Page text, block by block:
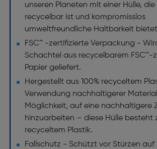
unseren Planeten mit einer Hülle,
recycelbar ist und kompromisslos
umweltfreundliche Haltbarkeit
FSC™ -zertifizierte Verpackung -
Schachtel aus recycelbarem FSC™-
Papier geliefert.
Hergestellt aus 100% recyceltem
Verwendung nachhaltigerer
Möglichkeit, auf eine nachhaltigere
hinzuarbeiten – diese Hülle besteht
recyceltem Plastik.
Fallschutz - Schützt vor Stürzen auf